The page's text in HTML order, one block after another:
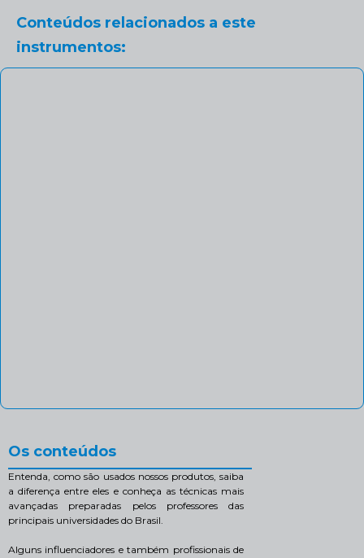
Conteúdos relacionados a este
instrumentos:
Os conteúdos
Entenda, como são usados nossos produtos, saiba
a diferença entre eles e conheça as técnicas mais
avançadas preparadas pelos professores das
principais universidades do Brasil.
Alguns influenciadores e também profissionais de